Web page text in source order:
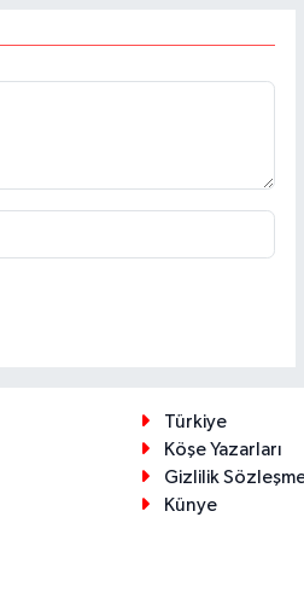
Türkiye
Köşe Yazarları
Gizlilik
Künye